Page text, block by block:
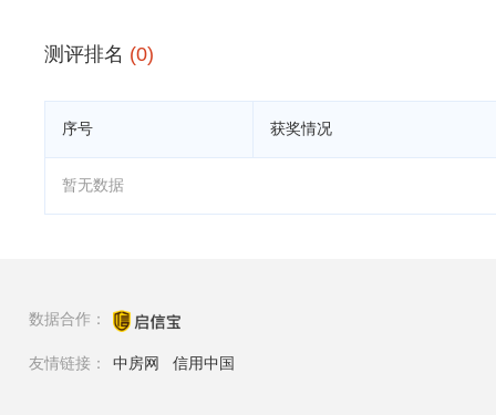
测评排名 (0)
序号 获奖情况
暂无数据
数据合作：
友情链接： 中房网 信用中国